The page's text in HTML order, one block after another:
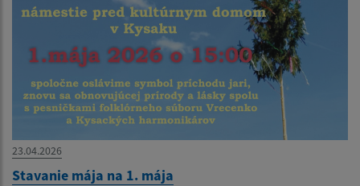
23.04.2026
Stavanie mája na 1. mája